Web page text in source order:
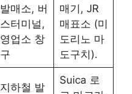
발매소, 버
스터미널,
영업소 창
구
매기, JR
매표소 (미
도리노 마
도구치).
지하철 발
Suica 로